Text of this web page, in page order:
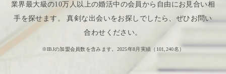
業界最大級の10万人以上の婚活中の会員から自由にお見合い相
手を探せます。 真剣な出会いをお探しでしたら、ぜひお問い
合わせください。
※IBJの加盟会員数を含みます。2025年8月実績（ 101,240名）